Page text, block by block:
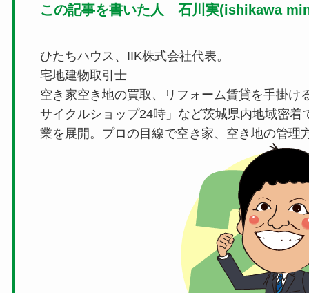
この記事を書いた人 石川実(ishikawa
ひたちハウス、IIK株式会社代表。
宅地建物取引士
空き家空き地の買取、リフォーム賃貸を手掛け
サイクルショップ24時」など茨城県内地域密
業を展開。プロの目線で空き家、空き地の管理